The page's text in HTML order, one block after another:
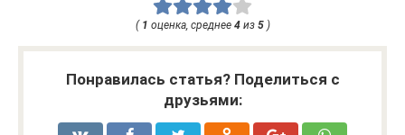
( 1 оценка, среднее 4из 5)
Понравилась статья? Поделиться с
друзьями: